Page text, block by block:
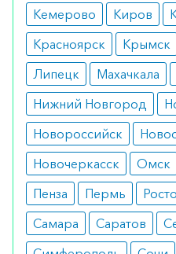
Исключить прием
индивидуальной
одного из компонентов
главным
заболевания ССС,
недостаточность,
крайней плоти, уретры
члена.
Побочные
Нежелательные
Кемерово
Киров
Красноярск
Крымск
Липецк
Махачкала
Нижний Новгород
Новороссийск
Новочеркасск
Омск
Пенза
Пермь
Самара
Саратов